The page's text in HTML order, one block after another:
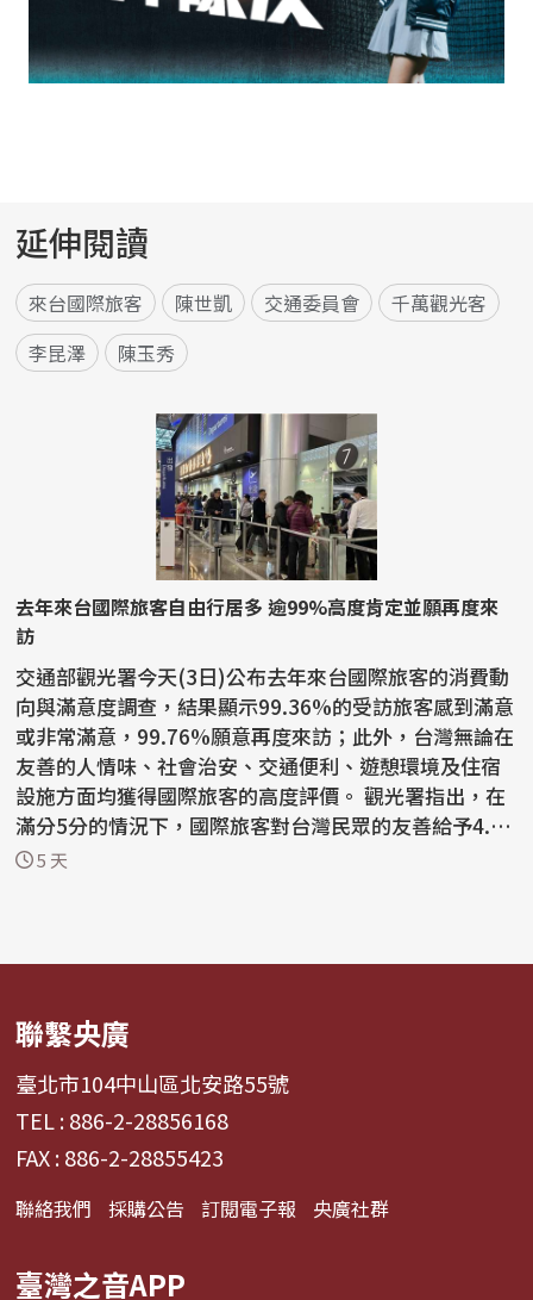
延伸閱讀
來台國際旅客 陳世凱 交通委員會
千萬觀光客
李昆澤
陳玉秀
去年來台國際旅客自由行居多 逾99%高度肯定並願再度來
訪
交通部觀光署今天(3日)公布去年來台國際旅客的消費動
向與滿意度調查，結果顯示99.36%的受訪旅客感到滿意
或非常滿意，99.76%願意再度來訪；此外，台灣無論在
友善的人情味、社會治安、交通便利、遊憩環境及住宿
設施方面均獲得國際旅客的高度評價。 觀光署指出，在
滿分5分的情況下，國際旅客對台灣民眾的友善給予4.7
2...5 天
聯繫央廣
臺北市104中山區北安路55號
TEL : 886-2-28856168
FAX : 886-2-28855423
聯絡我們 採購公告 訂閱電子報 央廣社群
臺灣之音APP